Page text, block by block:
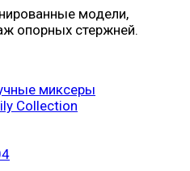
модели,
опорных стержней.
миксеры
Collection